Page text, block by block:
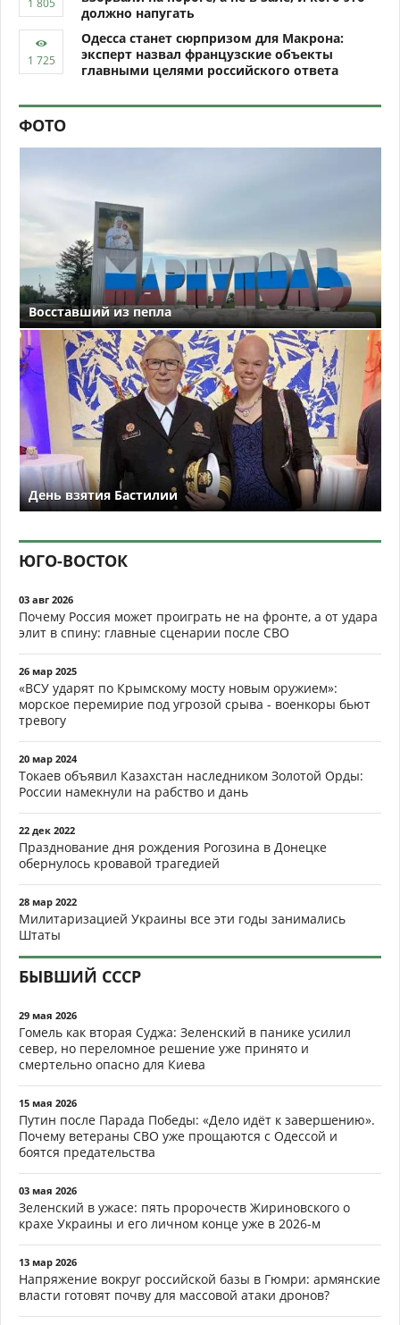
должно напугать
Одесса станет сюрпризом для Макрона:
эксперт назвал французские объекты
главными целями российского ответа
ФОТО
Восставший из пепла
День взятия Бастилии
ЮГО-ВОСТОК
03 авг 2026
Почему Россия может проиграть не на фронте, а от удара
элит в спину: главные сценарии после СВО
26 мар 2025
«ВСУ ударят по Крымскому мосту новым оружием»:
морское перемирие под угрозой срыва - военкоры бьют
тревогу
20 мар 2024
Токаев объявил Казахстан наследником Золотой Орды:
России намекнули на рабство и дань
22 дек 2022
Празднование дня рождения Рогозина в Донецке
обернулось кровавой трагедией
28 мар 2022
Милитаризацией Украины все эти годы занимались
Штаты
БЫВШИЙ СССР
29 мая 2026
Гомель как вторая Суджа: Зеленский в панике усилил
север, но переломное решение уже принято и
смертельно опасно для Киева
15 мая 2026
Путин после Парада Победы: «Дело идёт к завершению».
Почему ветераны СВО уже прощаются с Одессой и
боятся предательства
03 мая 2026
Зеленский в ужасе: пять пророчеств Жириновского о
крахе Украины и его личном конце уже в 2026-м
13 мар 2026
Напряжение вокруг российской базы в Гюмри: армянские
власти готовят почву для массовой атаки дронов?